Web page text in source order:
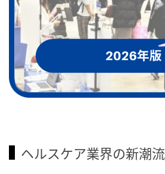
ヘルスケア業界の新潮流